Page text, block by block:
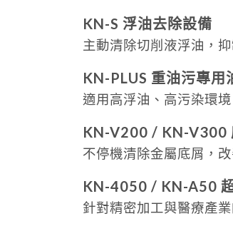
KN-S 浮油去除設備
主動清除切削液浮油，
KN-PLUS 重油污專用
適用高浮油、高污染環境
KN-V200 / KN-V300
不停機清除金屬底屑，
KN-4050 / KN-A50
針對精密加工與醫療產